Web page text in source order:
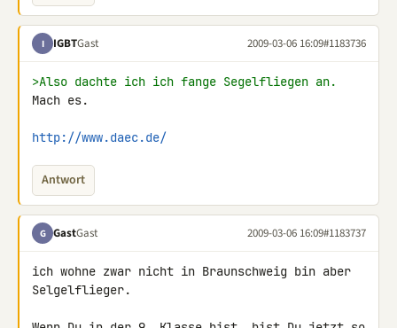
I IGBTGast 2009-03-06 16:09#1183736
>Also dachte ich ich fange Segelfliegen an.
Mach es.
http://www.daec.de/
Antwort
G GastGast 2009-03-06 16:09#1183737
ich wohne zwar nicht in Braunschweig bin aber
Selgelflieger.